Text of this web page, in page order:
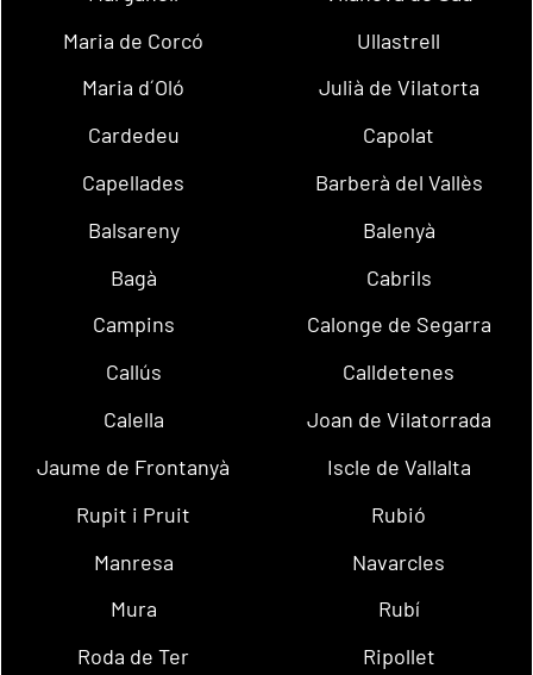
Maria de Corcó
Ullastrell
Maria d´Oló
Julià de Vilatorta
Cardedeu
Capolat
Capellades
Barberà del Vallès
Balsareny
Balenyà
Bagà
Cabrils
Campins
Calonge de Segarra
Callús
Calldetenes
Calella
Joan de Vilatorrada
Jaume de Frontanyà
Iscle de Vallalta
Rupit i Pruit
Rubió
Manresa
Navarcles
Mura
Rubí
Roda de Ter
Ripollet